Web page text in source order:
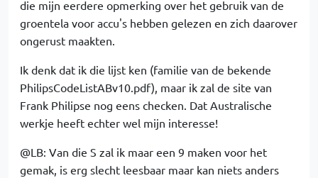
die mijn eerdere opmerking over het gebruik van de
groentela voor accu's hebben gelezen en zich daarover
ongerust maakten.
Ik denk dat ik die lijst ken (familie van de bekende
PhilipsCodeListABv10.pdf), maar ik zal de site van
Frank Philipse nog eens checken. Dat Australische
werkje heeft echter wel mijn interesse!
@LB: Van die S zal ik maar een 9 maken voor het
gemak, is erg slecht leesbaar maar kan niets anders